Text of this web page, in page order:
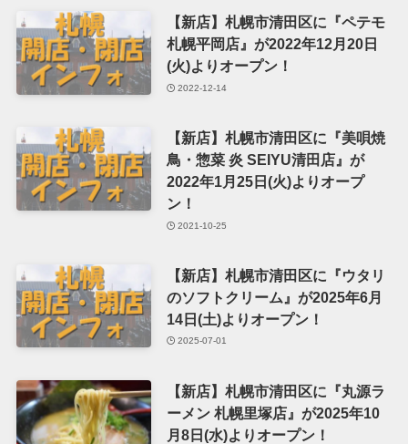
【新店】札幌市清田区に『ペテモ
札幌平岡店』が2022年12月20日
(火)よりオープン！
2022-12-14
【新店】札幌市清田区に『美唄焼
鳥・惣菜 炎 SEIYU清田店』が
2022年1月25日(火)よりオープ
ン！
2021-10-25
【新店】札幌市清田区に『ウタリ
のソフトクリーム』が2025年6月
14日(土)よりオープン！
2025-07-01
【新店】札幌市清田区に『丸源ラ
ーメン 札幌里塚店』が2025年10
月8日(水)よりオープン！